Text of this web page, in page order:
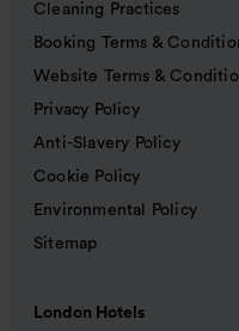
Cleaning Practices
Booking Terms &
Website Terms &
Privacy Policy
Anti-Slavery Policy
Cookie Policy
Environmental Policy
Sitemap
London Hotels